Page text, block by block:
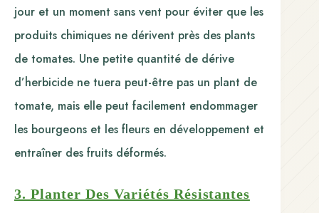
jour et un moment sans vent pour éviter que les
produits chimiques ne dérivent près des plants
de tomates. Une petite quantité de dérive
d’herbicide ne tuera peut-être pas un plant de
tomate, mais elle peut facilement endommager
les bourgeons et les fleurs en développement et
entraîner des fruits déformés.
3. Planter Des Variétés Résistantes